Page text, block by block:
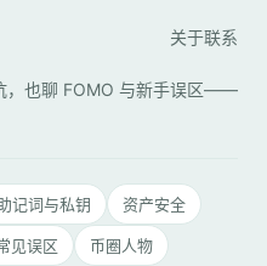
关于联系
，也聊 FOMO 与新手误区——
记词与私钥 资产安全
见误区 币圈人物